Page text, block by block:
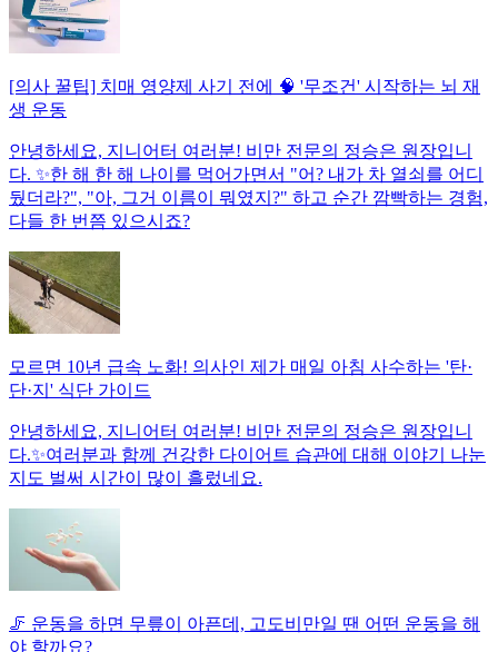
[의사 꿀팁] 치매 영양제 사기 전에 🧠 '무조건' 시작하는 뇌 재
생 운동
안녕하세요, 지니어터 여러분! 비만 전문의 정승은 원장입니
다. ✨한 해 한 해 나이를 먹어가면서 "어? 내가 차 열쇠를 어디
뒀더라?", "아, 그거 이름이 뭐였지?" 하고 순간 깜빡하는 경험,
다들 한 번쯤 있으시죠?
모르면 10년 급속 노화! 의사인 제가 매일 아침 사수하는 '탄·
단·지' 식단 가이드
안녕하세요, 지니어터 여러분! 비만 전문의 정승은 원장입니
다.✨여러분과 함께 건강한 다이어트 습관에 대해 이야기 나눈
지도 벌써 시간이 많이 흘렀네요.
🦵 운동을 하면 무릎이 아픈데, 고도비만일 땐 어떤 운동을 해
야 할까요?